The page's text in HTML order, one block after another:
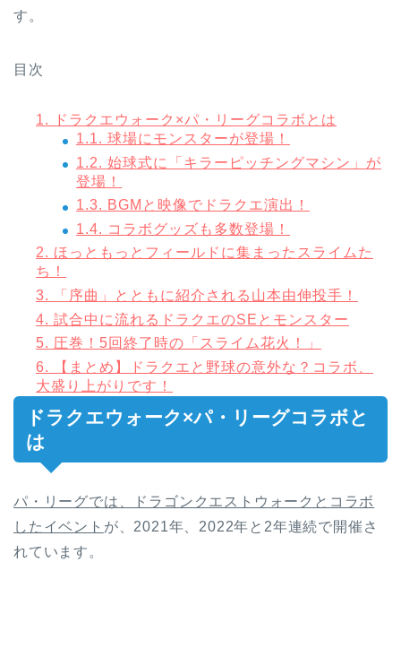
す。
目次
1.
ドラクエウォーク×パ・リーグコラボとは
1.1. 球場にモンスターが登場！
1.2. 始球式に「キラーピッチングマシン」が
登場！
1.3. BGMと映像でドラクエ演出！
1.4. コラボグッズも多数登場！
2. ほっともっとフィールドに集まったスライムた
ち！
3.
「序曲」とともに紹介される山本由伸投手！
4. 試合中に流れるドラクエのSEとモンスター
5. 圧巻！5回終了時の「スライム花火！」
6.
【まとめ】ドラクエと野球の意外な？コラボ、
大盛り上がりです！
ドラクエウォーク×パ・リーグコラボと
は
パ・リーグでは、ドラゴンクエストウォークとコラボ
したイベント が、2021年、2022年と2年連続で開催さ
れています。